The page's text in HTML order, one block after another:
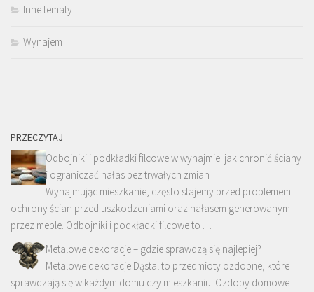
Inne tematy
Wynajem
PRZECZYTAJ
Odbojniki i podkładki filcowe w wynajmie: jak chronić ściany
i ograniczać hałas bez trwałych zmian
Wynajmując mieszkanie, często stajemy przed problemem
ochrony ścian przed uszkodzeniami oraz hałasem generowanym
przez meble. Odbojniki i podkładki filcowe to …
Metalowe dekoracje – gdzie sprawdzą się najlepiej?
Metalowe dekoracje Dąstal to przedmioty ozdobne, które
sprawdzają się w każdym domu czy mieszkaniu. Ozdoby domowe